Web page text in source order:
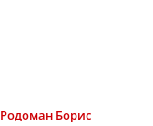
Родоман Борис